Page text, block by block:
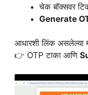
चेक बॉक्सवर
Generate
आधारशी लिंक असलेल्या
👉 OTP टाका आणि